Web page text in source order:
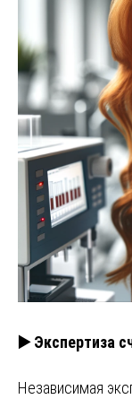
▶️ Экспертиза
Независимая